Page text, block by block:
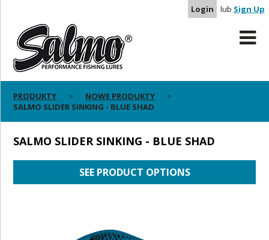
Login lub Sign Up
PRODUKTY
NOWE PRODUKTY
SALMO SLIDER SINKING - BLUE SHAD
SALMO SLIDER SINKING - BLUE SHAD
SEE PRODUCT OPTIONS